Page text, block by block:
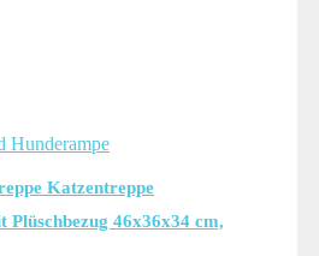
Hunderampe
Katzentreppe
Plüschbezug 46x36x34 cm,